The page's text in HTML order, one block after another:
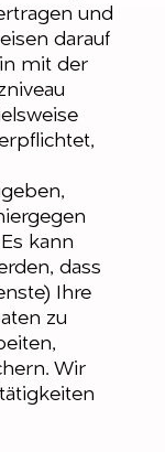
und
darauf
mit der
kann
dass
Ihre
zu
Wir